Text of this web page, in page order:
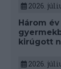
2026.
Három
kirúgott
2026.